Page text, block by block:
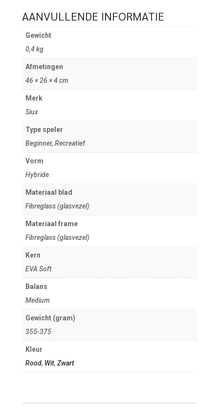
AANVULLENDE INFORMATIE
Gewicht
0,4 kg
Afmetingen
46 × 26 × 4 cm
Merk
Siux
Type speler
Beginner, Recreatief
Vorm
Hybride
Materiaal blad
Fibreglass (glasvezel)
Materiaal frame
Fibreglass (glasvezel)
Kern
EVA Soft
Balans
Medium
Gewicht (gram)
355-375
Kleur
Rood, Wit, Zwart